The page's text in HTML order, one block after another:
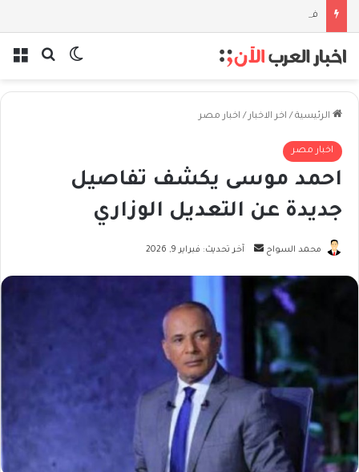
فلسفة الخيط والموج: نصف قرن في مدرسة البحر مع غسان المزيدي
بحثالوضع
الرئيسية / اخر الاخبار / اخبار مصر
اخبار مصر
احمد موسى يكشف تفاصيل
جديدة عن التعديل الوزاري
محمد السواح
أرسلآخر تحديث: فبراير 9, 2026